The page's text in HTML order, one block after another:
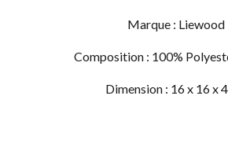
Marque : Liewood
Composition : 100%
Dimension : 16 x 16 x